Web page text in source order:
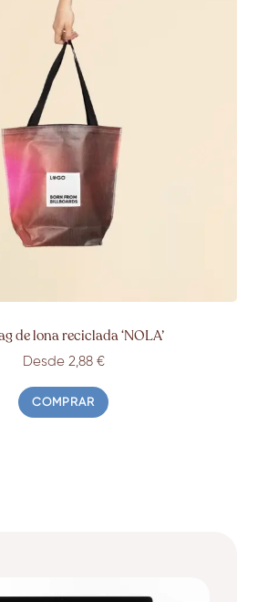
de lona reciclada ‘NOLA’
Desde 2 ,88 €
COMPRAR